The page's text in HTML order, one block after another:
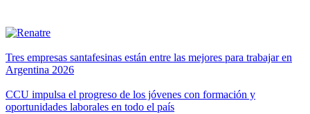
Tres empresas santafesinas están entre las mejores para trabajar en
Argentina 2026
CCU impulsa el progreso de los jóvenes con formación y
oportunidades laborales en todo el país